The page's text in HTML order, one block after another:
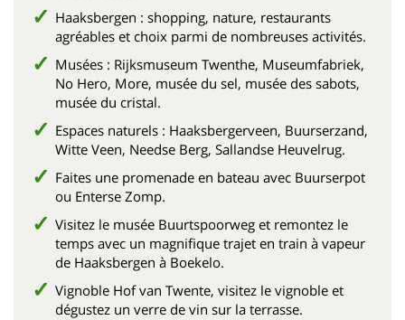
Haaksbergen : shopping, nature, restaurants
agréables et choix parmi de nombreuses activités.
Musées : Rijksmuseum Twenthe, Museumfabriek,
No Hero, More, musée du sel, musée des sabots,
musée du cristal.
Espaces naturels : Haaksbergerveen, Buurserzand,
Witte Veen, Needse Berg, Sallandse Heuvelrug.
Faites une promenade en bateau avec Buurserpot
ou Enterse Zomp.
Visitez le musée Buurtspoorweg et remontez le
temps avec un magnifique trajet en train à vapeur
de Haaksbergen à Boekelo.
Vignoble Hof van Twente, visitez le vignoble et
dégustez un verre de vin sur la terrasse.